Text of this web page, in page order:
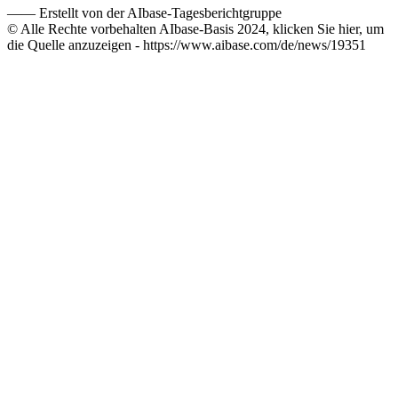
—— Erstellt von der AIbase-Tagesberichtgruppe
© Alle Rechte vorbehalten AIbase-Basis 2024, klicken Sie hier, um
die Quelle anzuzeigen - https://www.aibase.com/de/news/19351